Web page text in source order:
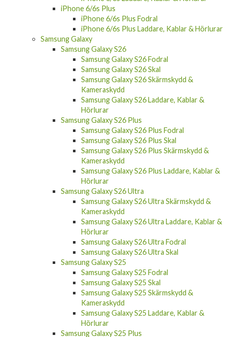
iPhone 6/6s
iPhone 6/6s Fodral
iPhone 6/6s Skal
iPhone 6/6s Skärmskydd & Kameraskydd
iPhone 6/6s Laddare, Kablar & Hörlurar
iPhone 6/6s Plus
iPhone 6/6s Plus Fodral
iPhone 6/6s Plus Laddare, Kablar & Hörlurar
Samsung Galaxy
Samsung Galaxy S26
Samsung Galaxy S26 Fodral
Samsung Galaxy S26 Skal
Samsung Galaxy S26 Skärmskydd &
Kameraskydd
Samsung Galaxy S26 Laddare, Kablar &
Hörlurar
Samsung Galaxy S26 Plus
Samsung Galaxy S26 Plus Fodral
Samsung Galaxy S26 Plus Skal
Samsung Galaxy S26 Plus Skärmskydd &
Kameraskydd
Samsung Galaxy S26 Plus Laddare, Kablar &
Hörlurar
Samsung Galaxy S26 Ultra
Samsung Galaxy S26 Ultra Skärmskydd &
Kameraskydd
Samsung Galaxy S26 Ultra Laddare, Kablar &
Hörlurar
Samsung Galaxy S26 Ultra Fodral
Samsung Galaxy S26 Ultra Skal
Samsung Galaxy S25
Samsung Galaxy S25 Fodral
Samsung Galaxy S25 Skal